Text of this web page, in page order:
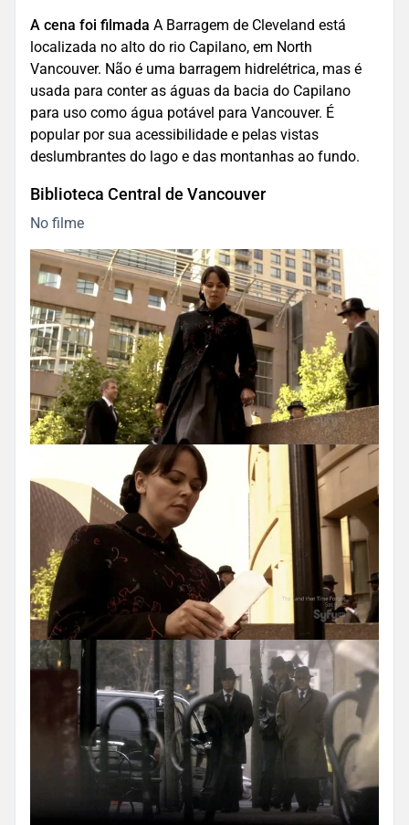
A cena foi filmada A Barragem de Cleveland está
localizada no alto do rio Capilano, em North
Vancouver. Não é uma barragem hidrelétrica, mas é
usada para conter as águas da bacia do Capilano
para uso como água potável para Vancouver. É
popular por sua acessibilidade e pelas vistas
deslumbrantes do lago e das montanhas ao fundo.
Biblioteca Central de Vancouver
No filme